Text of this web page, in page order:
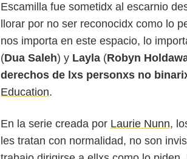
Escamilla fue sometidx al escarnio
llorar por no ser reconocidx como lo
nos importa en este espacio, lo
(Dua Saleh) y Layla (Robyn
derechos de lxs personxs no
Education.
En la serie creada por Laurie Nunn,
les tratan con normalidad, no son